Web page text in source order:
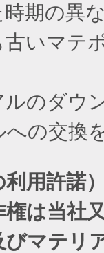
期の異
いマテ
のダウ
の交換
用許諾
は当社
マテリ